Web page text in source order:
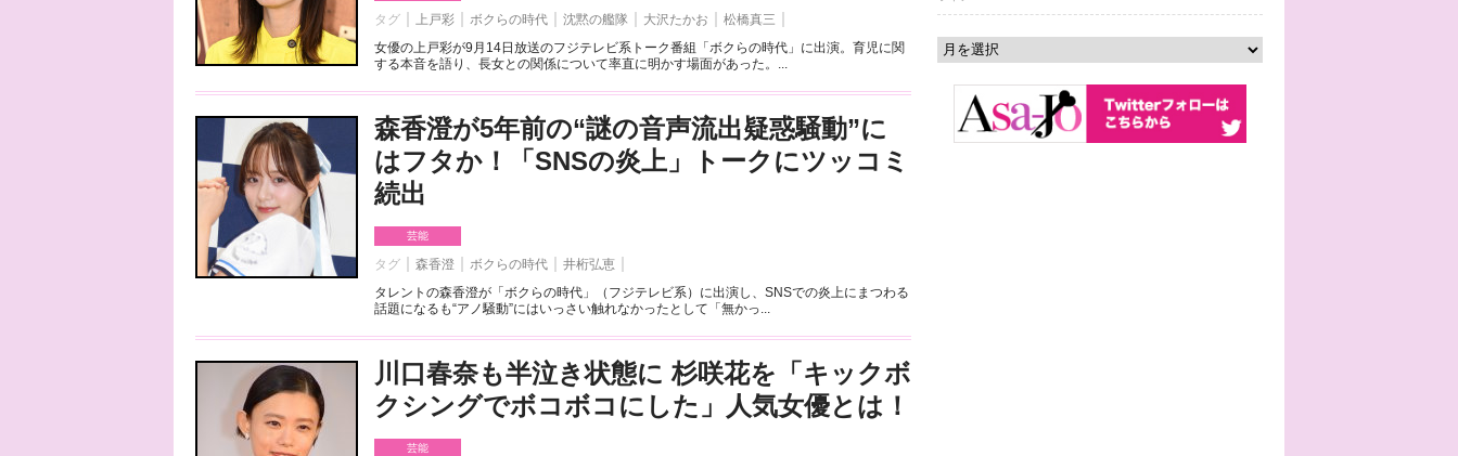
タグ 上戸彩 ボクらの時代 沈黙の艦隊 大沢たかお
松橋真三
女優の上戸彩が9月14日放送のフジテレビ系トーク番組「ボクらの時代」に出演。育児に関
する本音を語り、長女との関係について率直に明かす場面があった。...
森香澄が5年前の“謎の音声流出疑惑騒動”に
はフタか！「SNSの炎上」トークにツッコミ
続出
芸能
タグ 森香澄 ボクらの時代
井桁弘恵
タレントの森香澄が「ボクらの時代」（フジテレビ系）に出演し、SNSでの炎上にまつわる
話題になるも“アノ騒動”にはいっさい触れなかったとして「無かっ...
川口春奈も半泣き状態に 杉咲花を「キックボ
クシングでボコボコにした」人気女優とは！
芸能